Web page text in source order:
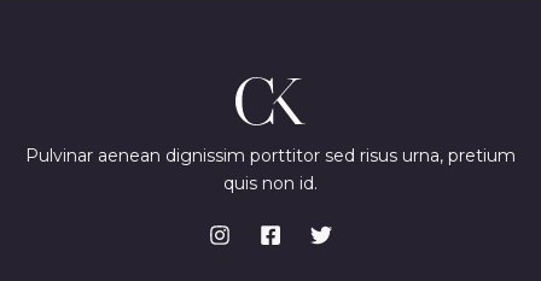
Pulvinar aenean dignissim porttitor sed risus urna, pretium
quis non id.